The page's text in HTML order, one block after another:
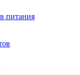
питания